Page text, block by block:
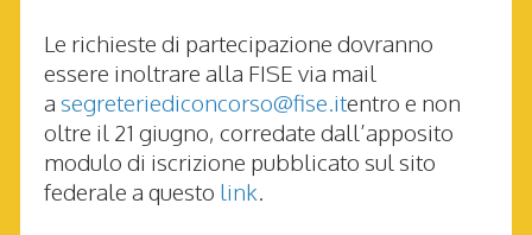
Le richieste di partecipazione dovranno
essere inoltrare alla FISE via mail
a segreteriediconcorso@fise.itentro e non
oltre il 21 giugno, corredate dall’apposito
modulo di iscrizione pubblicato sul sito
federale a questo link.